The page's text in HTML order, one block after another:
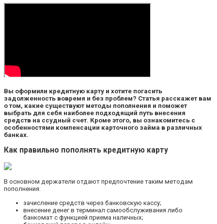
Вы оформили кредитную карту и хотите погасить
задолженность вовремя и без проблем? Статья расскажет вам
о том, какие существуют методы пополнения и поможет
выбрать для себя наиболее подходящий путь внесения
средств на ссудный счет. Кроме этого, вы ознакомитесь с
особенностями компенсации карточного займа в различных
банках.
Как правильно пополнять кредитную карту
В основном держатели отдают предпочтение таким методам
пополнения:
зачисление средств через банковскую кассу;
внесение денег в терминал самообслуживания либо
банкомат с функцией приема наличных;